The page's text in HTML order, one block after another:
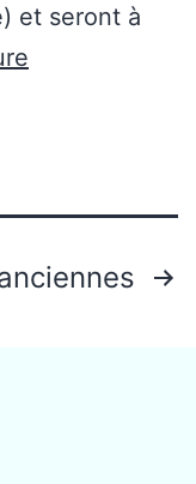
et seront à